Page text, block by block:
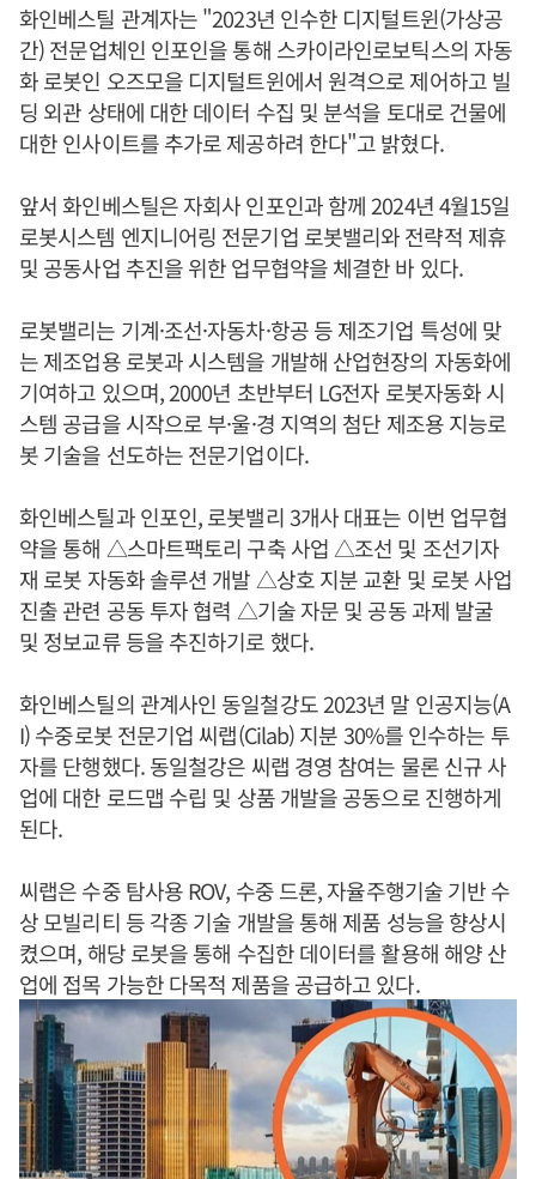
화인베스틸 관계자는 "2023년 인수한 디지털트윈(가상공
간) 전문업체인 인포인을 통해 스카이라인로보틱스의 자동
화 로봇인 오즈모을 디지털트윈에서 원격으로 제어하고 빌
딩 외관 상태에 대한 데이터 수집 및 분석을 토대로 건물에
대한 인사이트를 추가로 제공하려 한다"고 밝혔다.
앞서 화인베스틸은 자회사 인포인과 함께 2024년 4월15일
로봇시스템 엔지니어링 전문기업 로봇밸리와 전략적 제휴
및 공동사업 추진을 위한 업무협약을 체결한 바 있다.
로봇밸리는 기계·조선·자동차·항공 등 제조기업 특성에 맞
는 제조업용 로봇과 시스템을 개발해 산업현장의 자동화에
기여하고 있으며, 2000년 초반부터 LG전자 로봇자동화 시
스템 공급을 시작으로 부·울·경 지역의 첨단 제조용 지능로
봇 기술을 선도하는 전문기업이다.
화인베스틸과 인포인, 로봇밸리 3개사 대표는 이번 업무협
약을 통해 △스마트팩토리 구축 사업 △조선 및 조선기자
재 로봇 자동화 솔루션 개발 △상호 지분 교환 및 로봇 사업
진출 관련 공동 투자 협력 △기술 자문 및 공동 과제 발굴
및 정보교류 등을 추진하기로 했다.
화인베스틸의 관계사인 동일철강도 2023년 말 인공지능(A
I) 수중로봇 전문기업 씨랩(Cilab) 지분 30%를 인수하는 투
자를 단행했다. 동일철강은 씨랩 경영 참여는 물론 신규 사
업에 대한 로드맵 수립 및 상품 개발을 공동으로 진행하게
된다.
씨랩은 수중 탐사용 ROV, 수중 드론, 자율주행기술 기반 수
상 모빌리티 등 각종 기술 개발을 통해 제품 성능을 향상시
켰으며, 해당 로봇을 통해 수집한 데이터를 활용해 해양 산
업에 접목 가능한 다목적 제품을 공급하고 있다.